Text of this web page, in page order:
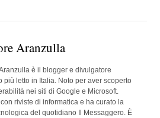
Aranzulla
è il blogger e divulgatore
più letto in Italia. Noto per aver scoperto
nei siti di Google e Microsoft.
riviste di informatica e ha curato la
del quotidiano Il Messaggero. È